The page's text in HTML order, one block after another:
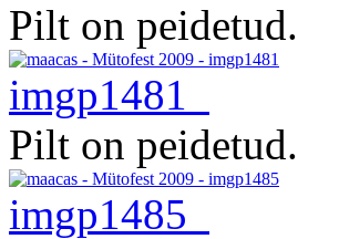
Pilt on peidetud.
imgp1481
Pilt on peidetud.
imgp1485